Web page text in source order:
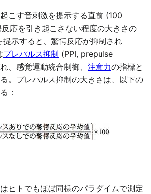
こす音刺激を提示する直前 (100
応を引き起こさない程度の大きさの
示すると、驚愕反応が抑制され
プレパルス抑制 (PPI, prepulse
、感覚運動統合制御、 注意力の指標と
。プレパルス抑制の大きさは、以下の
：
ヒトでもほぼ同様のパラダイムで測定